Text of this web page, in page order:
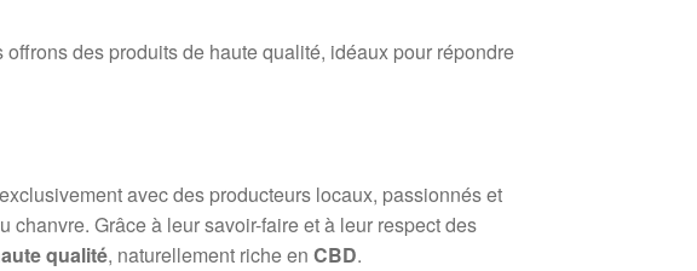
des produits de haute qualité, idéaux pour répondre
avec des producteurs locaux, passionnés et
Grâce à leur savoir-faire et à leur respect des
qualité, naturellement riche enCBD.